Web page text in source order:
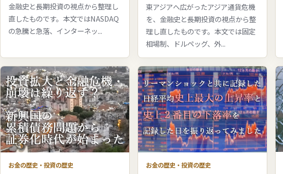
金融史と長期投資の視点から整理し
直したものです。本文ではNASDAQ
の急騰と急落、インターネッ...
東アジアへ広がったアジア通貨危機
を、金融史と長期投資の視点から整
理し直したものです。本文では固定
相場制、ドルペッグ、外...
お金の歴史・投資の歴史 お金の歴史・投資の歴史